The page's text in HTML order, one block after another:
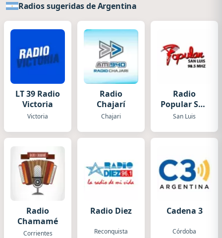
Radios sugeridas de Argentina
LT 39 Radio
Victoria
Victoria
Radio
Chajarí
Chajari
Radio
Popular San
Luis
San Luis
Radio
Chamamé
Corrientes
Radio Diez
Reconquista
Cadena 3
Córdoba